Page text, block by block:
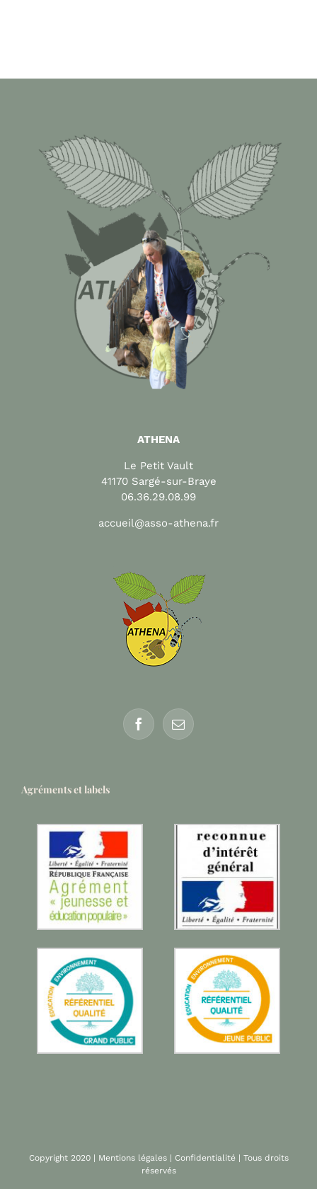
ATHENA
Le Petit Vault
41170 Sargé-sur-Braye
06.36.29.08.99
accueil@asso-athena.fr
Agréments et labels
Copyright 2020 | Mentions légales| Confidentialité| Tous droits
réservés